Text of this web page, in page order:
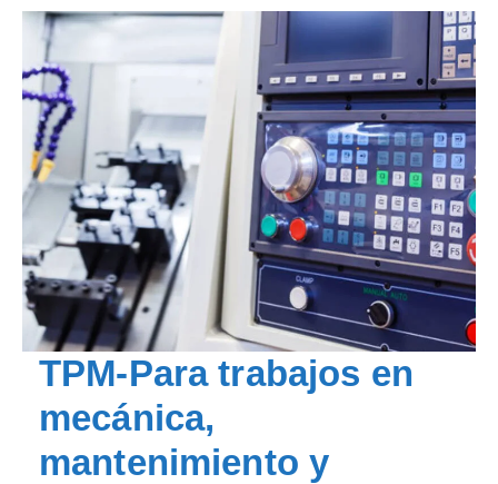
TPM-Para trabajos en
mecánica,
mantenimiento y